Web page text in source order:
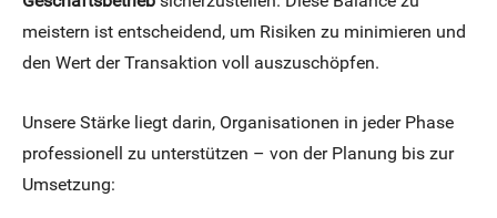
meistern ist entscheidend, um Risiken zu minimieren und
den Wert der Transaktion voll auszuschöpfen.
Unsere Stärke liegt darin, Organisationen in jeder Phase
professionell zu unterstützen – von der Planung bis zur
Umsetzung: